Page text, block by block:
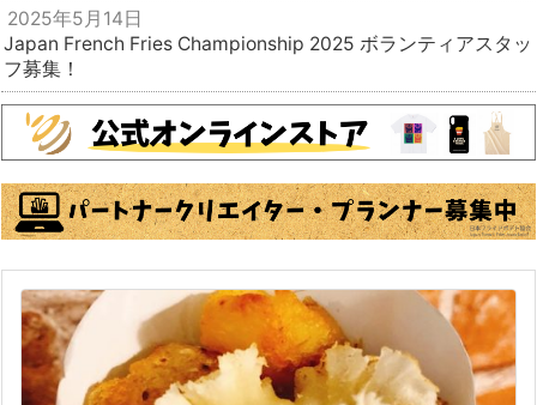
2025年5月14日
Japan French Fries Championship 2025 ボランティアスタッ
フ募集！